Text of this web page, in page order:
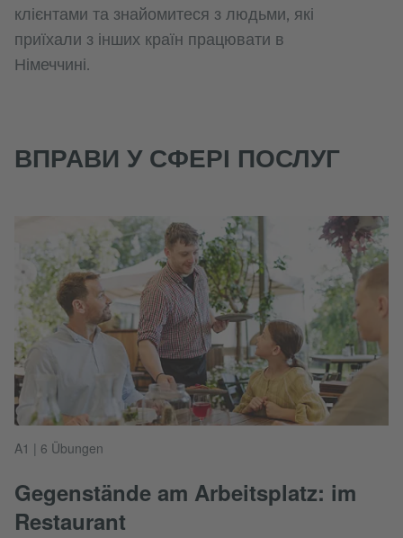
клієнтами та знайомитеся з людьми, які
приїхали з інших країн працювати в
Німеччині.
ВПРАВИ У СФЕРІ ПОСЛУГ
A1 | 6 Übungen
Gegenstände am Arbeitsplatz: im
Restaurant